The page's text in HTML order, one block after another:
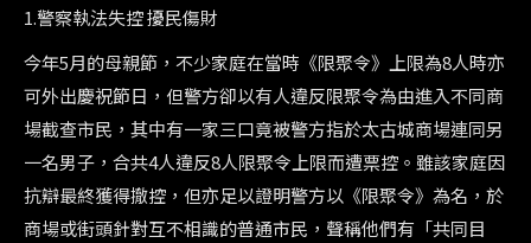
1.警察執法失控 擾民傷財
今年5月的母親節，不少家庭在當時《限聚令》上限為8人時亦
可外出慶祝節日，但警方卻以有人違反限聚令為由進入不同商
場截查市民，其中有一家三口竟被警方指於太古城商場連同另
一名男子，合共4人違反8人限聚令上限而遭票控。雖該家庭因
抗辯最終獲得撤控，但亦足以證明警方以《限聚令》為名，於
商場或街頭針對互不相識的普通市民，聲稱他們有「共同目